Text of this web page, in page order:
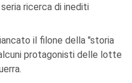
ricerca di inediti
il filone della "storia
protagonisti delle lotte